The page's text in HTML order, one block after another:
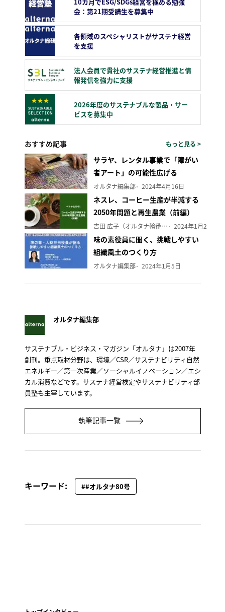
10カ月でESG/SDGs経営を極める勉強
会：第21期受講生を募集中
各領域のスペシャリストがサステナ経営
を支援
法人会員で貴社のサステナ経営推進と情
報発信を強力に支援
2026年度のサステナブルな製品・サー
ビスを募集中
おすすめ記事 もっと見る >
サラヤ、レンタル事業で「障がい
者アート」の可能性広げる
オルタナ編集部 2024年4月16日
ネスレ、コーヒー生産が半減する
2050年問題と再生農業（前編）
吉田 広子（オルタナ輪番編集長） 2024年1月29日
味の素役員に聞く、挑戦しやすい
組織風土のつくり方
オルタナ編集部 2024年1月5日
オルタナ編集部
サステナブル・ビジネス・マガジン「オルタナ」は2007年
創刊。重点取材分野は、環境／CSR／サステナビリティ自然
エネルギー／第一次産業／ソーシャルイノベーション／エシ
カル消費などです。サステナ経営検定やサステナビリティ部
員塾も主宰しています。
執筆記事一覧
キーワード: ##オルタナ80号